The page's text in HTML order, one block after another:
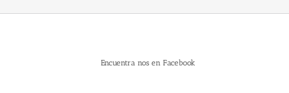
Encuentra nos en Facebook